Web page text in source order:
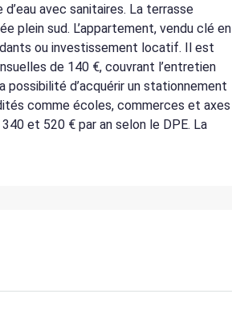
avec sanitaires. La terrasse
plein sud. L’appartement, vendu clé en
ou investissement locatif. Il est
de 140 €, couvrant l’entretien
possibilité d’acquérir un stationnement
comme écoles, commerces et axes
et 520 € par an selon le DPE. La